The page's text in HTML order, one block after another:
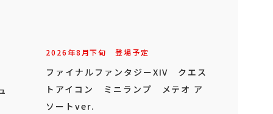
2026年8月下旬 登場予定
ファイナルファンタジーXIV クエス
トアイコン ミニランプ メテオ ア
ソートver.